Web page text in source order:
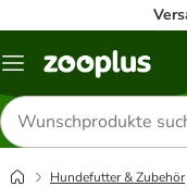
Menü
Produkte
suchen
Hundefutter & Zubehör